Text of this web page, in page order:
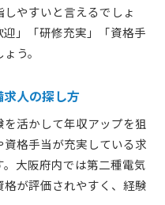
やすいと言えるでしょ
」「研修充実」「資格手
う。
人の探し方
活かして年収アップを狙
格手当が充実している求
大阪府内では第二種電気
が評価されやすく、経験